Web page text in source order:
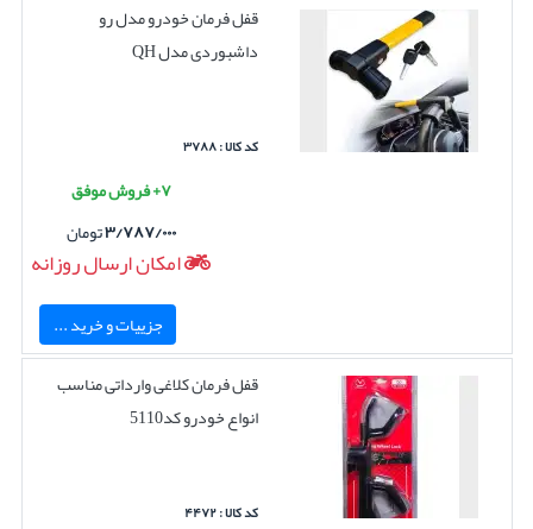
قفل فرمان خودرو مدل رو
داشبوردی مدل QH
کد کالا : ۳۷۸۸
۷+ فروش موفق
۳/۷۸۷/۰۰۰تومان
امکان ارسال روزانه
جزییات و خرید ...
قفل فرمان کلاغی وارداتی مناسب
انواع خودرو کد5110
کد کالا : ۴۴۷۲